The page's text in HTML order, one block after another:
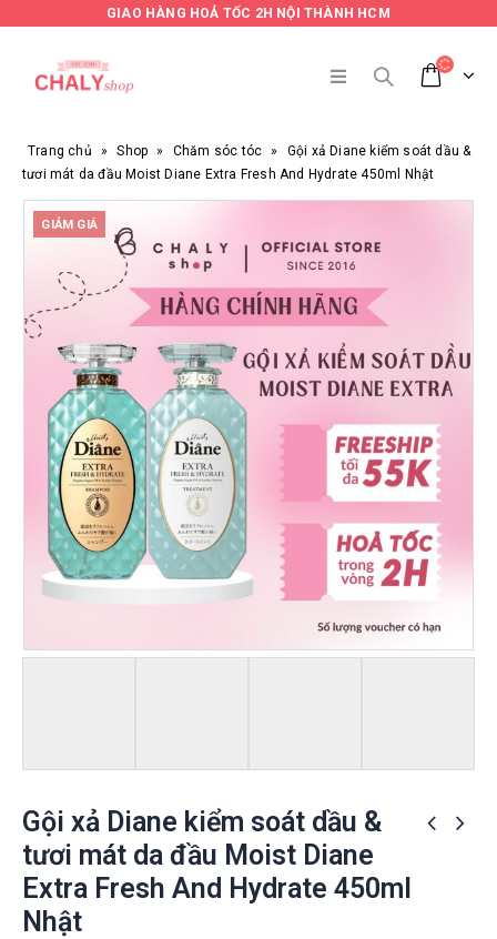
GIAO HÀNG HOẢ TỐC 2H NỘI THÀNH HCM
Trang chủ » Shop » Chăm sóc tóc »
Gội xả Diane kiểm soát dầu &
tươi mát da đầu Moist Diane Extra Fresh And Hydrate 450ml Nhật
GIẢM GIÁ
Gội xả Diane kiểm soát dầu &
tươi mát da đầu Moist Diane
Extra Fresh And Hydrate 450ml
Nhật